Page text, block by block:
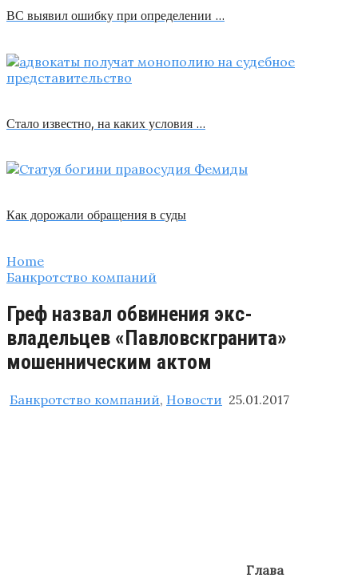
ВС выявил ошибку при определении …
Стало известно, на каких условия …
Как дорожали обращения в суды
Home
Банкротство компаний
Греф назвал обвинения экс-
владельцев «Павловскгранита»
мошенническим актом
Банкротство компаний, Новости 25.01.2017
Глава